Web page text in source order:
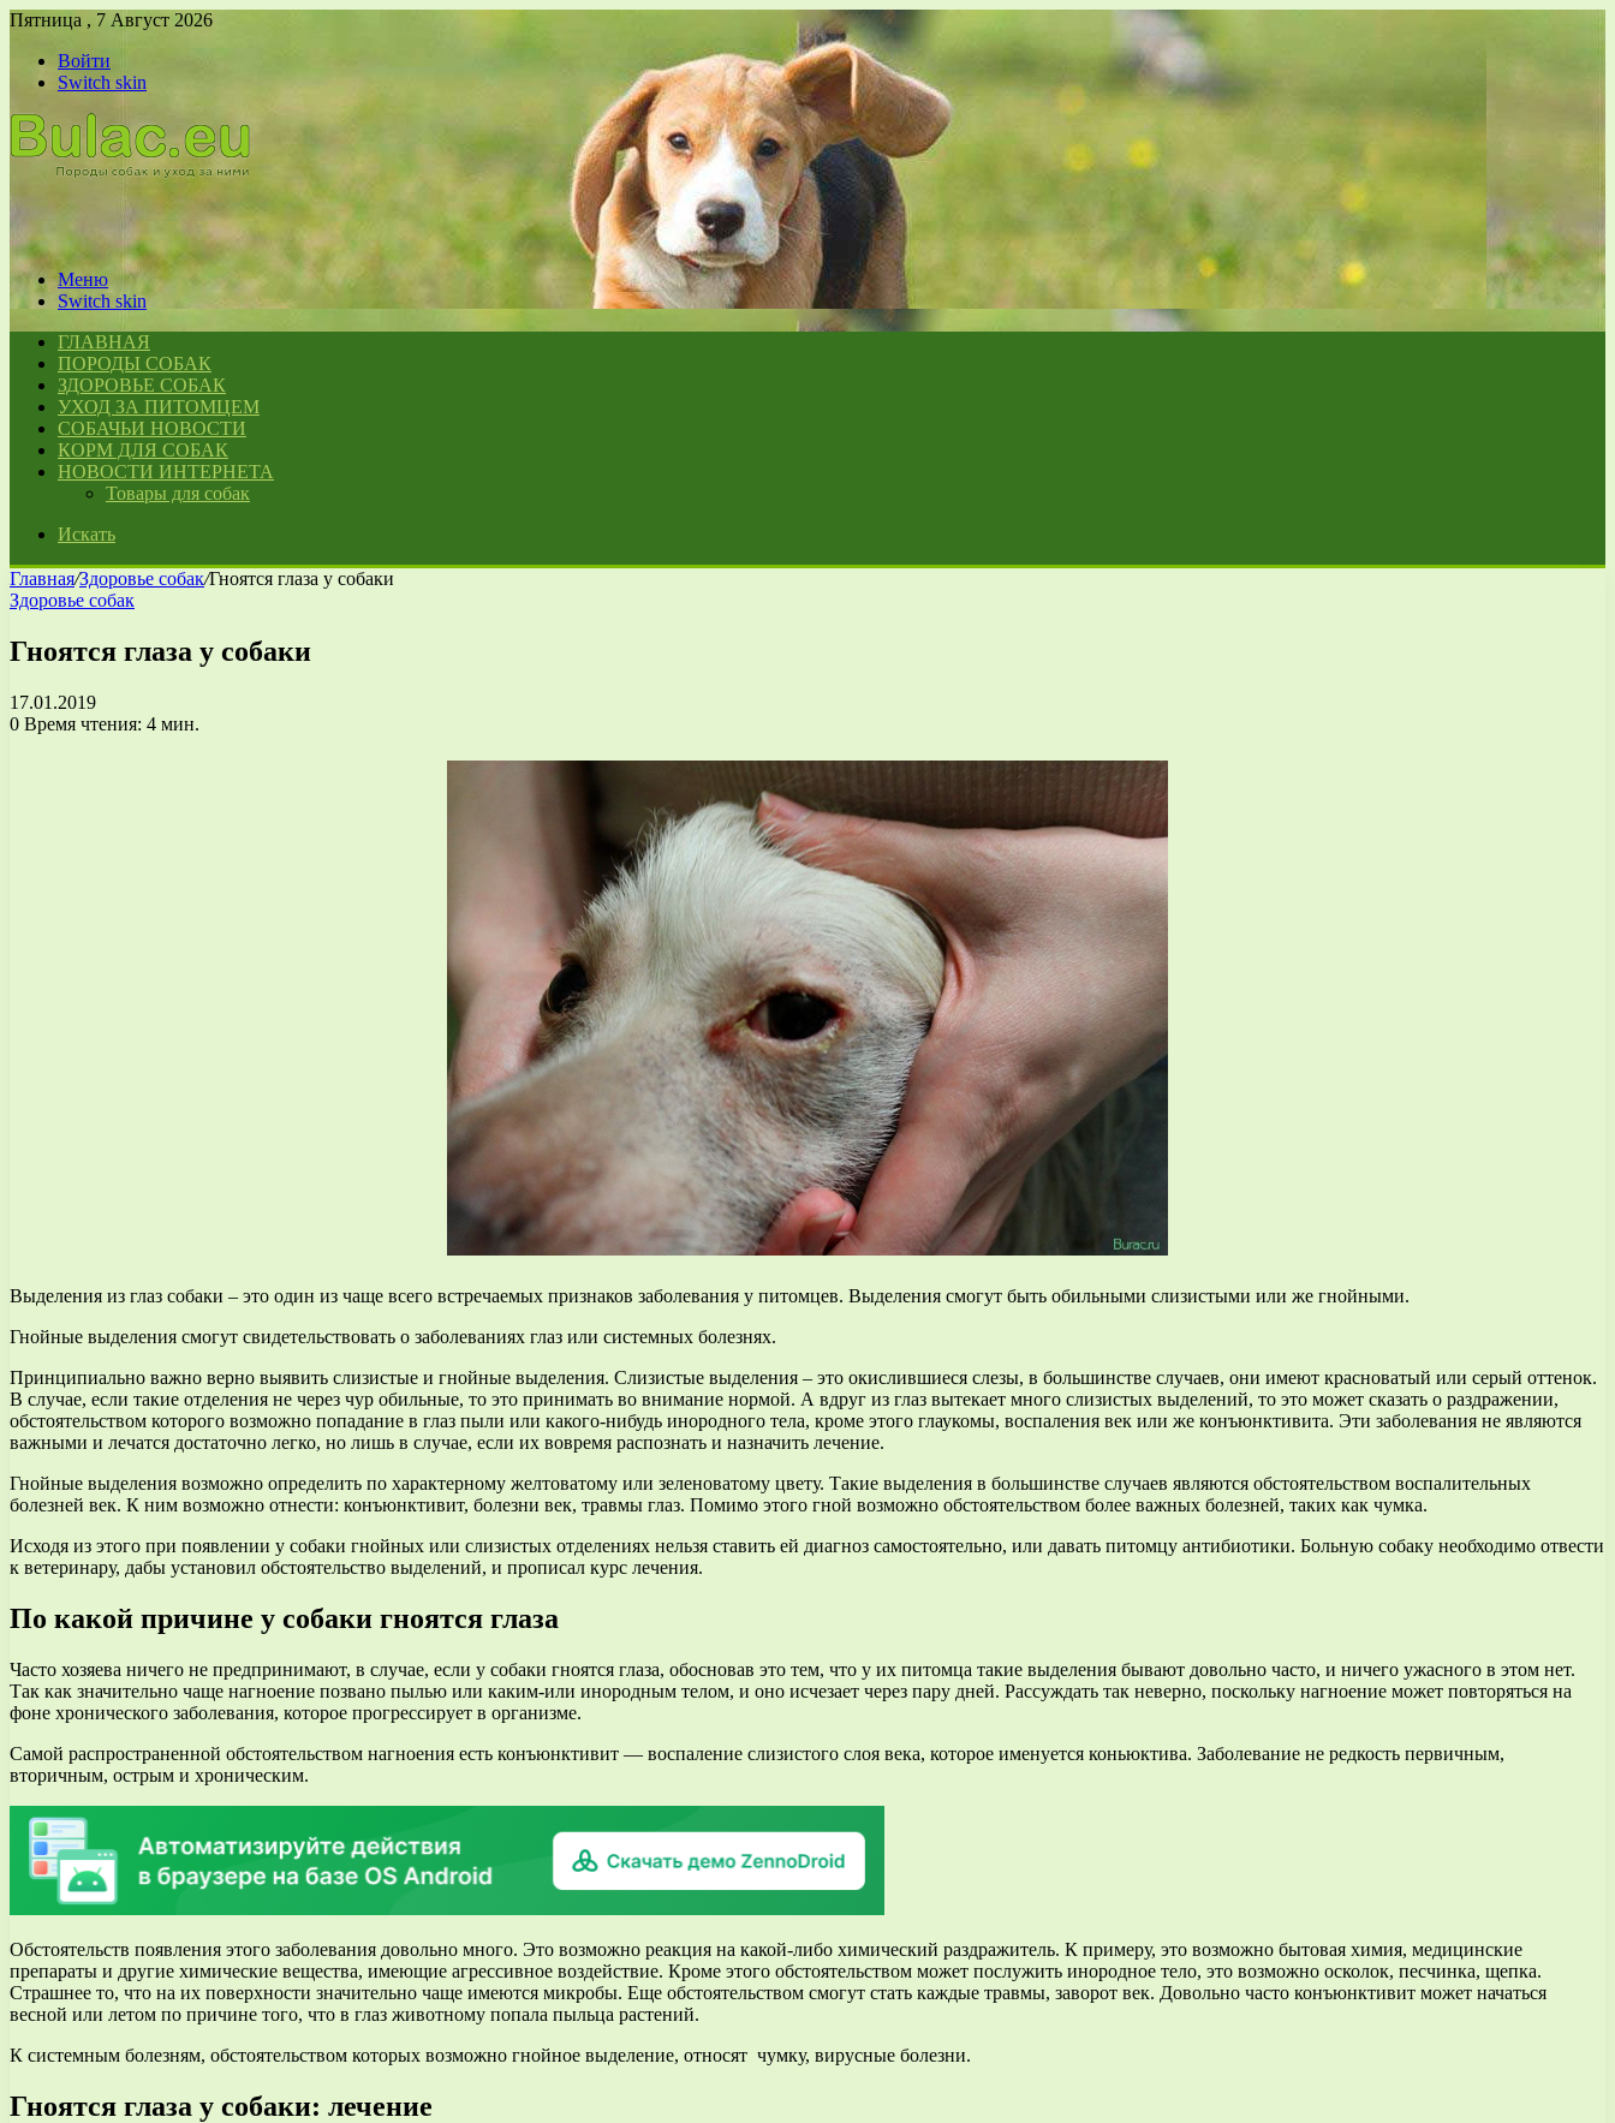
Пятница , 7 Август 2026
Войти
Switch skin
Меню
Switch skin
ГЛАВНАЯ
ПОРОДЫ СОБАК
ЗДОРОВЬЕ СОБАК
УХОД ЗА ПИТОМЦЕМ
СОБАЧЬИ НОВОСТИ
КОРМ ДЛЯ СОБАК
НОВОСТИ ИНТЕРНЕТА
Товары для собак
Искать
Главная/Здоровье собак/Гноятся глаза у собаки
Здоровье собак
Гноятся глаза у собаки
17.01.2019
0 Время чтения: 4 мин.
Выделения из глаз собаки – это один из чаще всего встречаемых признаков заболевания у питомцев. Выделения смогут быть обильными слизистыми или же гнойными.
Гнойные выделения смогут свидетельствовать о заболеваниях глаз или системных болезнях.
Принципиально важно верно выявить слизистые и гнойные выделения. Слизистые выделения – это окислившиеся слезы, в большинстве случаев, они имеют красноватый или серый оттенок.
В случае, если такие отделения не через чур обильные, то это принимать во внимание нормой. А вдруг из глаз вытекает много слизистых выделений, то это может сказать о раздражении,
обстоятельством которого возможно попадание в глаз пыли или какого-нибудь инородного тела, кроме этого глаукомы, воспаления век или же конъюнктивита. Эти заболевания не являются
важными и лечатся достаточно легко, но лишь в случае, если их вовремя распознать и назначить лечение.
Гнойные выделения возможно определить по характерному желтоватому или зеленоватому цвету. Такие выделения в большинстве случаев являются обстоятельством воспалительных
болезней век. К ним возможно отнести: конъюнктивит, болезни век, травмы глаз. Помимо этого гной возможно обстоятельством более важных болезней, таких как чумка.
Исходя из этого при появлении у собаки гнойных или слизистых отделениях нельзя ставить ей диагноз самостоятельно, или давать питомцу антибиотики. Больную собаку необходимо отвести
к ветеринару, дабы установил обстоятельство выделений, и прописал курс лечения.
По какой причине у собаки гноятся глаза
Часто хозяева ничего не предпринимают, в случае, если у собаки гноятся глаза, обосновав это тем, что у их питомца такие выделения бывают довольно часто, и ничего ужасного в этом нет.
Так как значительно чаще нагноение позвано пылью или каким-или инородным телом, и оно исчезает через пару дней. Рассуждать так неверно, поскольку нагноение может повторяться на
фоне хронического заболевания, которое прогрессирует в организме.
Самой распространенной обстоятельством нагноения есть конъюнктивит — воспаление слизистого слоя века, которое именуется коньюктива. Заболевание не редкость первичным,
вторичным, острым и хроническим.
Обстоятельств появления этого заболевания довольно много. Это возможно реакция на какой-либо химический раздражитель. К примеру, это возможно бытовая химия, медицинские
препараты и другие химические вещества, имеющие агрессивное воздействие. Кроме этого обстоятельством может послужить инородное тело, это возможно осколок, песчинка, щепка.
Страшнее то, что на их поверхности значительно чаще имеются микробы. Еще обстоятельством смогут стать каждые травмы, заворот век. Довольно часто конъюнктивит может начаться
весной или летом по причине того, что в глаз животному попала пыльца растений.
К системным болезням, обстоятельством которых возможно гнойное выделение, относят чумку, вирусные болезни.
Гноятся глаза у собаки: лечение